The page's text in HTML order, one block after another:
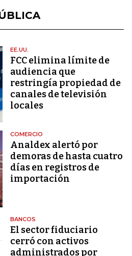
EE.UU.
FCC elimina límite de
audiencia que
restringía propiedad de
canales de televisión
locales
COMERCIO
Analdex alertó por
demoras de hasta cuatro
días en registros de
importación
BANCOS
El sector fiduciario
cerró con activos
administrados por